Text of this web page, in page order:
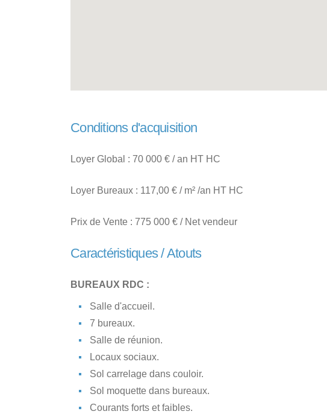
Conditions d'acquisition
Loyer Global : 70 000 € / an HT HC
Loyer Bureaux : 117,00 € / m² /an HT HC
Prix de Vente : 775 000 € / Net vendeur
Caractéristiques / Atouts
BUREAUX RDC :
Salle d'accueil.
7 bureaux.
Salle de réunion.
Locaux sociaux.
Sol carrelage dans couloir.
Sol moquette dans bureaux.
Courants forts et faibles.